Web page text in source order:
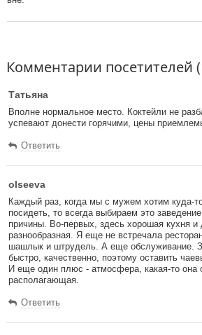
Комментарии посетителей
Татьяна
Вполне нормальное место. Коктейли не
успевают донести горячими, цены
Ответить
olseeva
Каждый раз, когда мы с мужем хотим куда-
посидеть, то всегда выбираем это
причины. Во-первых, здесь хорошая кухня и
разнообразная. Я еще не встречала
шашлык и штрудель. А еще обслуживание.
быстро, качественно, поэтому оставить
И еще один плюс - атмосфера, какая-то она
располагающая.
Ответить